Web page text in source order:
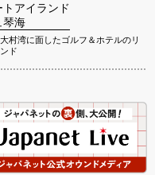
アイランド
琴海
村湾に面したゴルフ＆ホテルのリ
ド